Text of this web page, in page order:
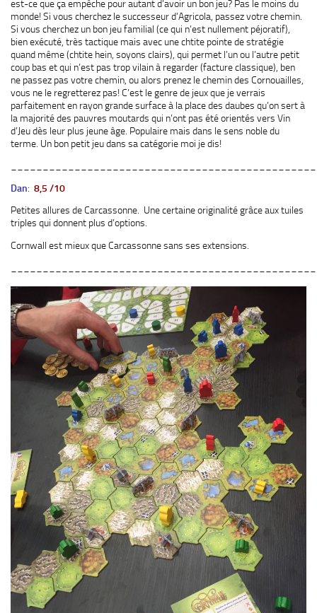
est-ce que ça empêche pour autant d’avoir un bon jeu? Pas le moins du
monde! Si vous cherchez le successeur d’Agricola, passez votre chemin.
Si vous cherchez un bon jeu familial (ce qui n’est nullement péjoratif),
bien exécuté, très tactique mais avec une chtite pointe de stratégie
quand même (chtite hein, soyons clairs), qui permet l’un ou l’autre petit
coup bas et qui n’est pas trop vilain à regarder (facture classique), ben
ne passez pas votre chemin, ou alors prenez le chemin des Cornouailles,
vous ne le regretterez pas! C’est le genre de jeux que je verrais
parfaitement en rayon grande surface à la place des daubes qu’on sert à
la majorité des pauvres moutards qui n’ont pas été orientés vers Vin
d’Jeu dès leur plus jeune âge. Populaire mais dans le sens noble du
terme. Un bon petit jeu dans sa catégorie moi je dis!
Dan: 8,5 /10
Petites allures de Carcassonne. Une certaine originalité grâce aux tuiles
triples qui donnent plus d’options.
Cornwall est mieux que Carcassonne sans ses extensions.